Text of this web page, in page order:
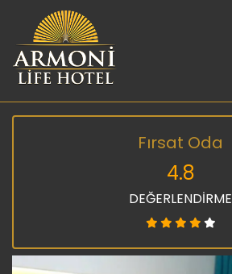
Fırsat Oda
4.8
DEĞERLENDİRME